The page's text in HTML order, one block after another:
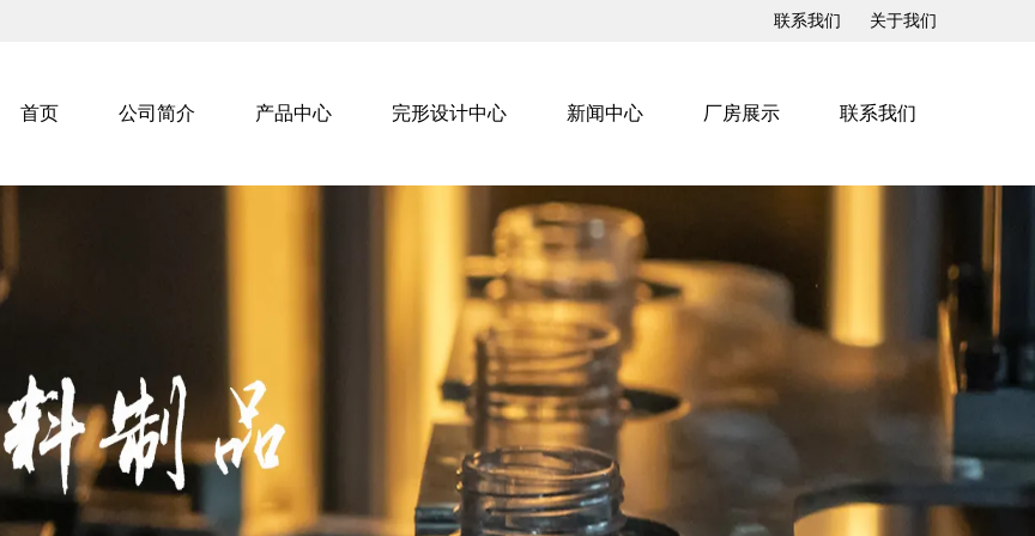
联系我们 关于我们
首页 公司简介 产品中心 完形设计中心 新闻中心 厂房展示 联系我们